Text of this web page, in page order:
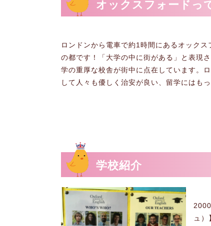
オックスフォードっ
ロンドンから電車で約1時間にあるオック
の都です！「大学の中に街がある」と表現
学の重厚な校舎が街中に点在しています。
して人々も優しく治安が良い、留学にはも
学校紹介
ュ